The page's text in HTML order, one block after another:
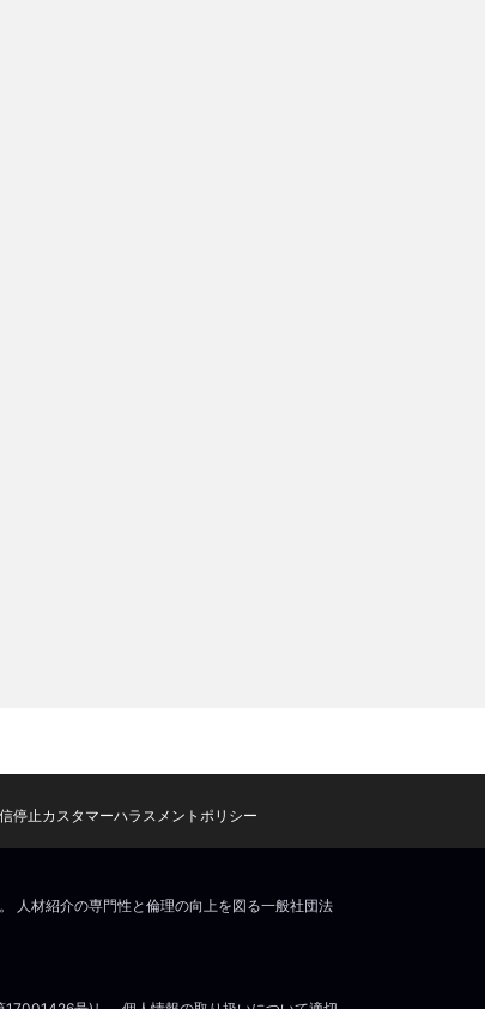
停止カスタマーハラスメントポリシー